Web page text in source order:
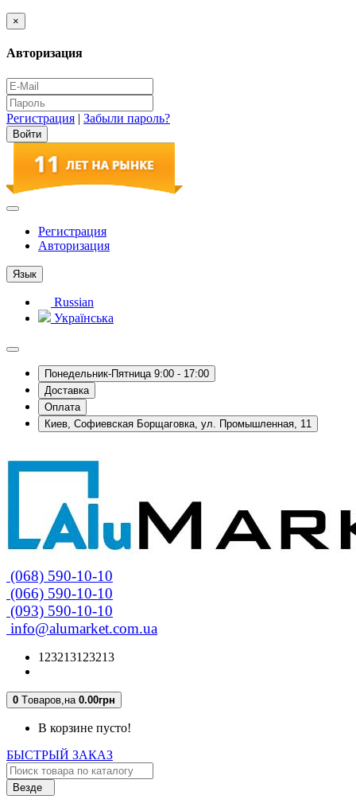
×
Авторизация
Регистрация | Забыли пароль?
Регистрация
Авторизация
Язык
Russian
Українська
Понедельник-Пятница 9:00 - 17:00
Доставка
Оплата
Киев, Софиевская Борщаговка, ул. Промышленная, 11
(068) 590-10-10
(066) 590-10-10
(093) 590-10-10
info@alumarket.com.ua
123213123213
0 Tоваров, на 0.00грн
В корзине пусто!
БЫСТРЫЙ ЗАКАЗ
Везде